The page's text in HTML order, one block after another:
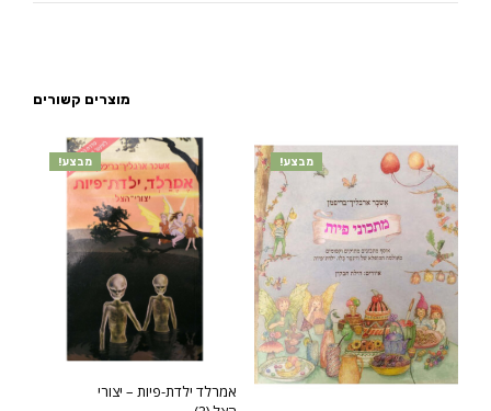
מוצרים קשורים
מבצע! מבצע!
אמרלד ילדת-פיות – יצורי